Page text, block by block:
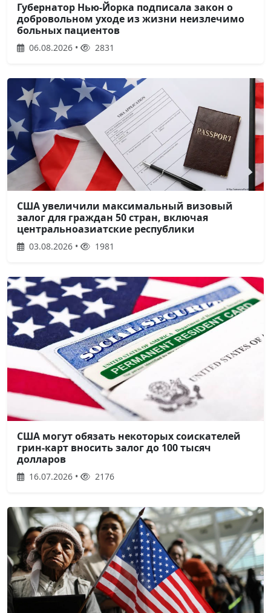
Губернатор Нью-Йорка подписала закон о
добровольном уходе из жизни неизлечимо
больных пациентов
06.08.2026 • 2831
США увеличили максимальный визовый
залог для граждан 50 стран, включая
центральноазиатские республики
03.08.2026 • 1981
США могут обязать некоторых соискателей
грин-карт вносить залог до 100 тысяч
долларов
16.07.2026 • 2176